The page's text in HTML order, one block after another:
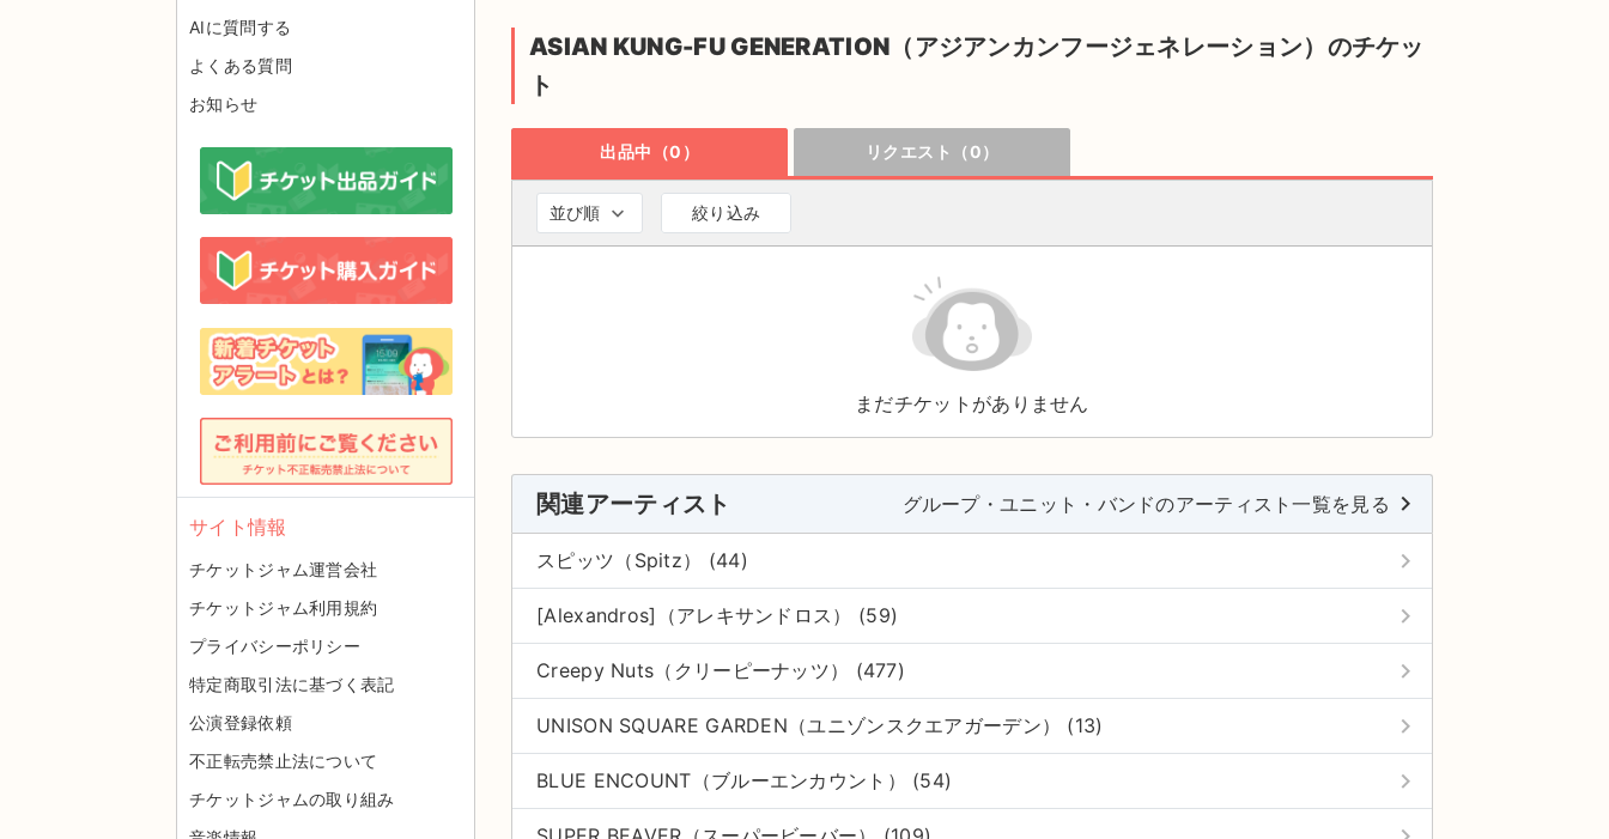
ASIAN KUNG-FU GENERATION（アジアンカンフージェネレーション）のチケッ
ト
出品中（0） リクエスト（0）
並び順 絞り込み
まだチケットがありません
関連アーティスト グループ・ユニット・バンドのアーティスト一覧を見る keyboard_arrow_right
スピッツ（Spitz） (44) keyboard_arrow_right
[Alexandros]（アレキサンドロス） (59) keyboard_arrow_right
Creepy Nuts（クリーピーナッツ） (477) keyboard_arrow_right
UNISON SQUARE GARDEN（ユニゾンスクエアガーデン） (13) keyboard_arrow_right
BLUE ENCOUNT（ブルーエンカウント） (54) keyboard_arrow_right
AIに質問する
よくある質問
お知らせ
サイト情報
チケットジャム運営会社
チケットジャム利用規約
プライバシーポリシー
特定商取引法に基づく表記
公演登録依頼
不正転売禁止法について
チケットジャムの取り組み